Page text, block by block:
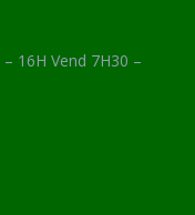
16H Vend 7H30 –